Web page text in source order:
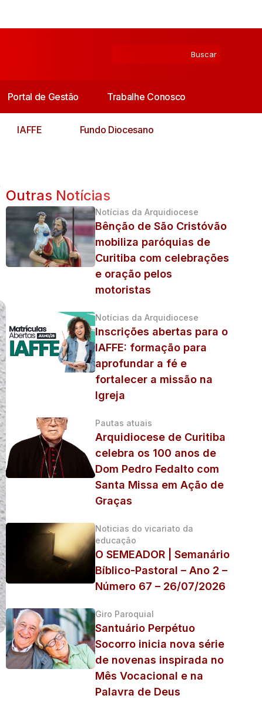
Portal de Gestão Trabalhe Conosco
IAFFE Fundo Diocesano
Outras Notícias
Notícias da Arquidiocese
Bênção de São Cristóvão
mobiliza paróquias de
Curitiba com celebrações
e oração pelos
motoristas
Notícias da Arquidiocese
Inscrições abertas para o
IAFFE: formação para
aprofundar a fé e
fortalecer a missão na
Igreja
Pautas atuais
Arquidiocese de Curitiba
celebra os 100 anos de
Dom Pedro Fedalto com
Santa Missa em Ação de
Graças
Noticias do vicariato da
educação
O SEMEADOR | Semanário
Bíblico-Pastoral – Ano 2 –
Número 67 – 26/07/2026
Giro Paroquial
Santuário Perpétuo
Socorro inicia nova série
de novenas inspirada no
Mês Vocacional e na
Palavra de Deus